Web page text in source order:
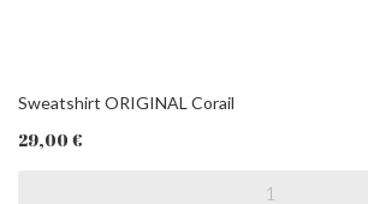
Sweatshirt ORIGINAL Corail
29,00 €